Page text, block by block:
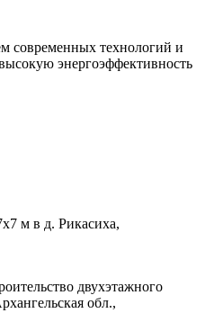
современных технологий и
энергоэффективность
м в д. Рикасиха,
двухэтажного
обл.,